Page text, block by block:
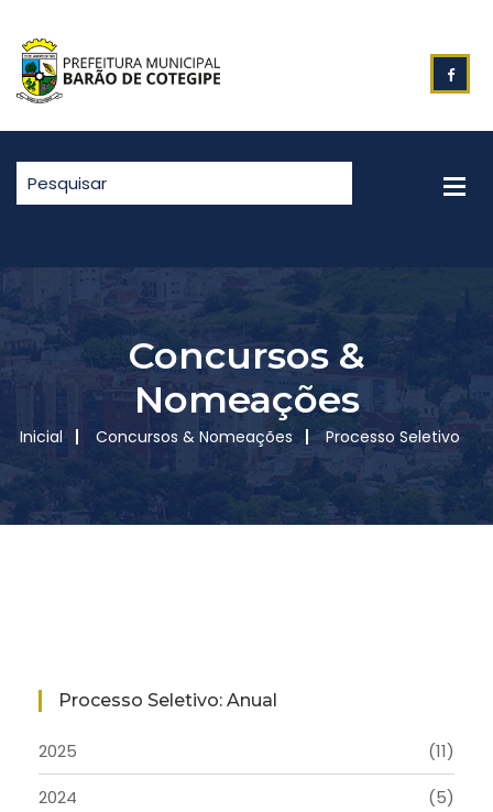
Concursos &
Nomeações
Inicial Concursos & Nomeações Processo Seletivo
Processo Seletivo: Anual
2025
(11)
2024
(5)